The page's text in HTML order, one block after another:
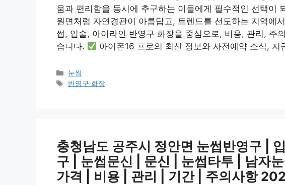
움과 편리함을 동시에 추구하는 이들에게 필수적인 선택이
원면처럼 자연경관이 아름답고, 트렌드를 선도하는 지역에
썹, 입술, 아이라인 반영구 화장을 중심으로, 비용, 관리, 주
습니다.
아이폰16 프로의 최신 정보와 사전예약 소식,
카
테
눈썹
태
반영구 화장
충청남도 공주시 정안면 눈썹반영구 |
구 | 눈썹문신 | 문신 | 눈썹타투 | 남자
가격 | 비용 | 관리 | 기간 | 주의사항